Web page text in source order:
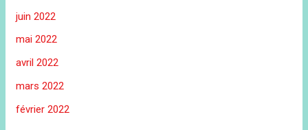
juin 2022
mai 2022
avril 2022
mars 2022
février 2022